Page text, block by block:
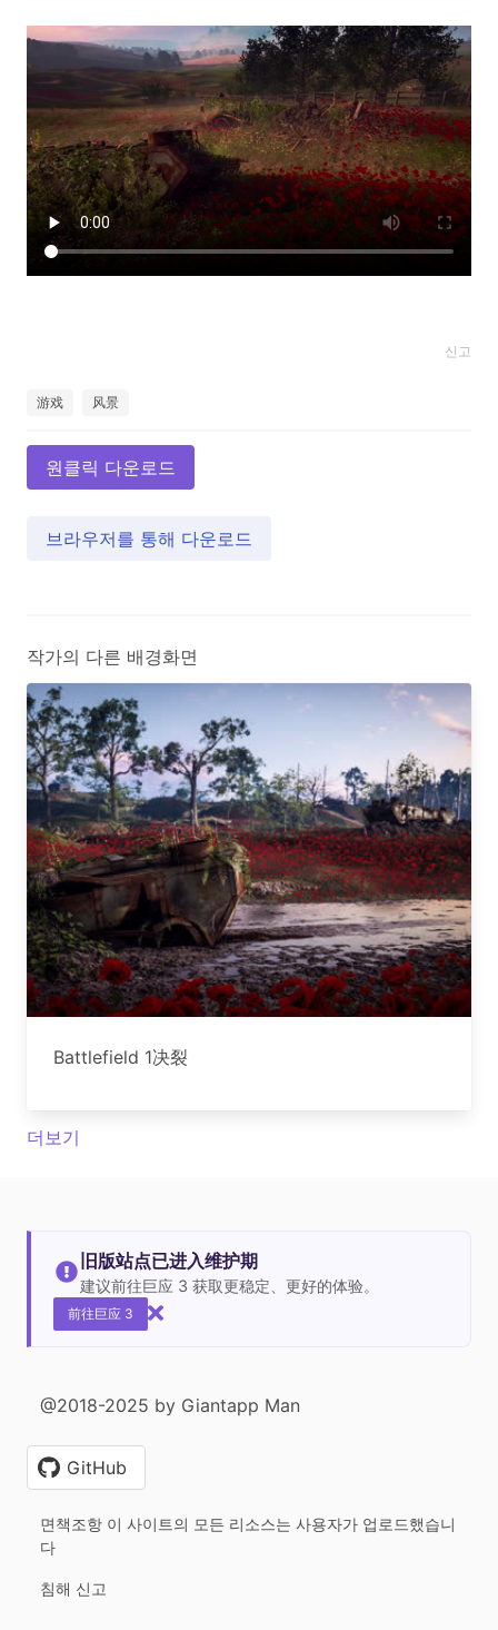
신고
游戏 风景
원클릭 다운로드
브라우저를 통해 다운로드
작가의 다른 배경화면
Battlefield 1决裂
더보기
旧版站点已进入维护期
建议前往巨应 3 获取更稳定、更好的体验。
前往巨应 3
@2018-2025 by Giantapp Man
GitHub
면책조항 이 사이트의 모든 리소스는 사용자가 업로드했습니
다
침해 신고